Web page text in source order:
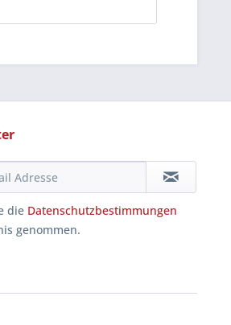
die Datenschutzbestimmungen
genommen.